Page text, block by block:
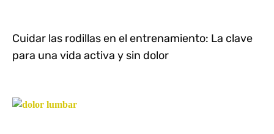
Cuidar las rodillas en el entrenamiento: La clave
para una vida activa y sin dolor